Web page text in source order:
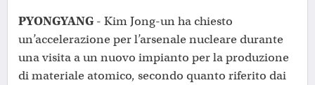
PYONGYANG - Kim Jong-un ha chiesto
un’accelerazione per l’arsenale nucleare durante
una visita a un nuovo impianto per la produzione
di materiale atomico, secondo quanto riferito dai